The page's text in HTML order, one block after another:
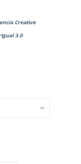
Creative
3.0